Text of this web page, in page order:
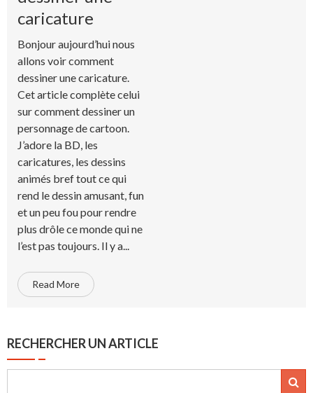
caricature
Bonjour aujourd’hui nous
allons voir comment
dessiner une caricature.
Cet article complète celui
sur comment dessiner un
personnage de cartoon.
J’adore la BD, les
caricatures, les dessins
animés bref tout ce qui
rend le dessin amusant, fun
et un peu fou pour rendre
plus drôle ce monde qui ne
l’est pas toujours. Il y a...
Read More
RECHERCHER UN ARTICLE